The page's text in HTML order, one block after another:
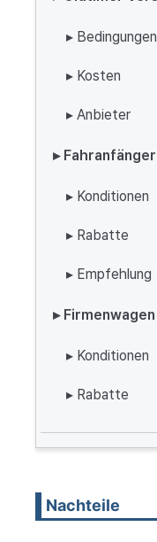
▸ Bedingungen
▸ Kosten
▸ Anbieter
▸ Fahranfänger
▸ Konditionen
▸ Rabatte
▸ Empfehlung
▸ Firmenwagen
▸ Konditionen
▸ Rabatte
Nachteile